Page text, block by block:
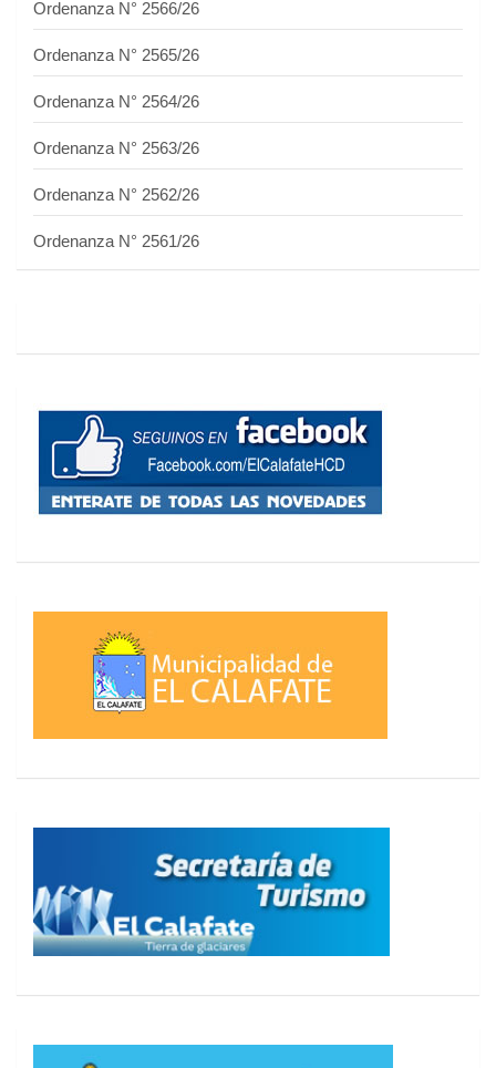
Ordenanza N° 2566/26
Ordenanza N° 2565/26
Ordenanza N° 2564/26
Ordenanza N° 2563/26
Ordenanza N° 2562/26
Ordenanza N° 2561/26